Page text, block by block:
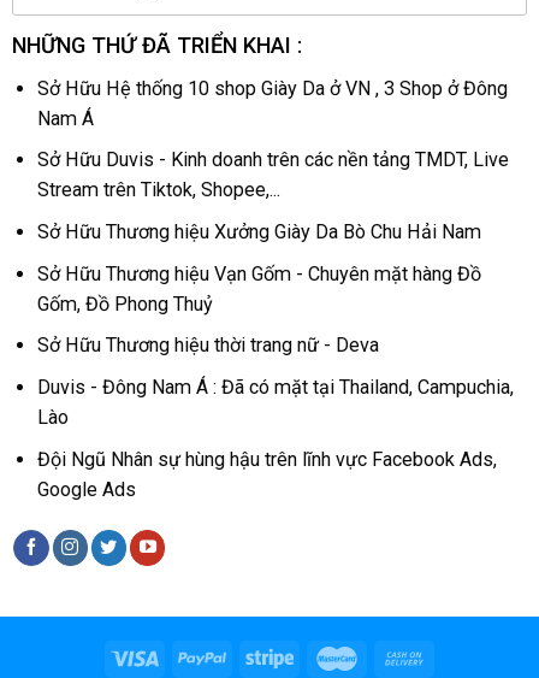
NHỮNG THỨ ĐÃ TRIỂN KHAI :
Sở Hữu Hệ thống 10 shop Giày Da ở VN , 3 Shop ở Đông
Nam Á
Sở Hữu Duvis - Kinh doanh trên các nền tảng TMDT, Live
Stream trên Tiktok, Shopee,...
Sở Hữu Thương hiệu Xưởng Giày Da Bò Chu Hải Nam
Sở Hữu Thương hiệu Vạn Gốm - Chuyên mặt hàng Đồ
Gốm, Đồ Phong Thuỷ
Sở Hữu Thương hiệu thời trang nữ - Deva
Duvis - Đông Nam Á : Đã có mặt tại Thailand, Campuchia,
Lào
Đội Ngũ Nhân sự hùng hậu trên lĩnh vực Facebook Ads,
Google Ads